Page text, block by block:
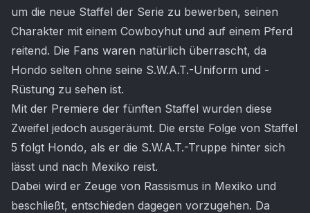
um die neue Staffel der Serie zu bewerben, seinen
Charakter mit einem Cowboyhut und auf einem Pferd
reitend. Die Fans waren natürlich überrascht, da
Hondo selten ohne seine S.W.A.T.-Uniform und -
Rüstung zu sehen ist.
Mit der Premiere der fünften Staffel wurden diese
Zweifel jedoch ausgeräumt. Die erste Folge von Staffel
5 folgt Hondo, als er die S.W.A.T.-Truppe hinter sich
lässt und nach Mexiko reist.
Dabei wird er Zeuge von Rassismus in Mexiko und
beschließt, entschieden dagegen vorzugehen. Da